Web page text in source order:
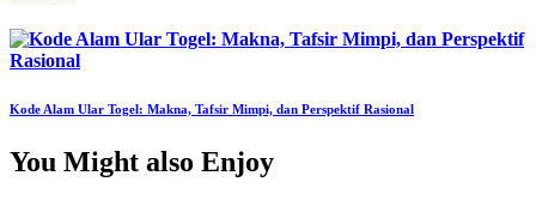
Kode Alam Ular Togel: Makna, Tafsir Mimpi, dan Perspektif Rasional
You Might also Enjoy